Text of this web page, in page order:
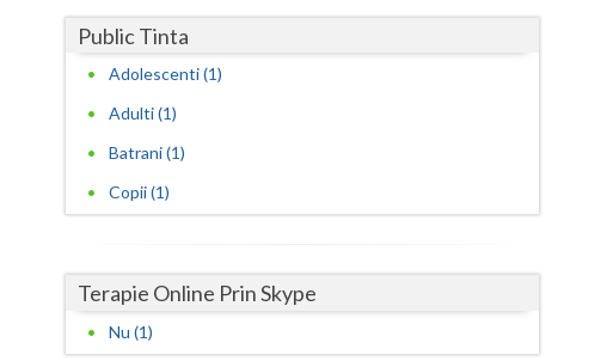
Giurgiu
Gorj
Ilfov
Public Tinta
Adolescenti (1)
Adulti (1)
Batrani (1)
Copii (1)
Terapie Online Prin Skype
Nu (1)